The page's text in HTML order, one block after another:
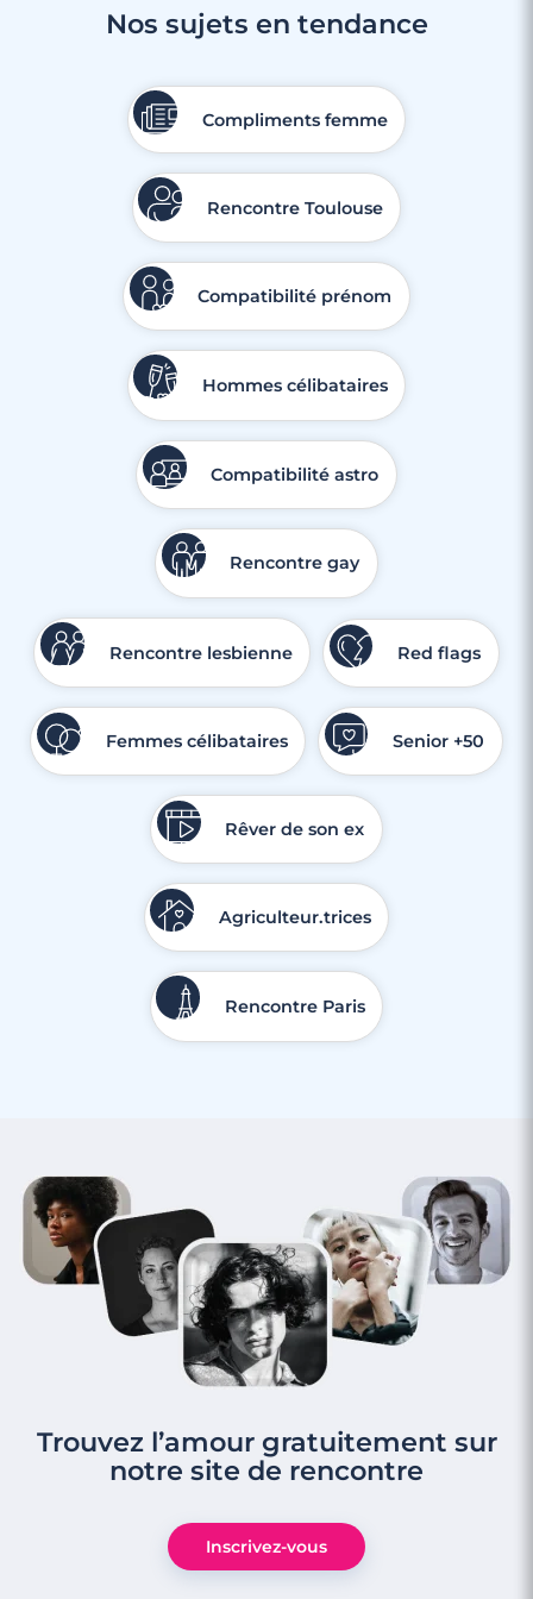
Rencontre à Orsay
3 minutes
Vivez une Expérience Meetic Unique !
Rencontre à Palaiseau
3 minutes
Rencontre à Athis-Mons
Nos sujets en tendance
Compliments femme
Rencontre Toulouse
Compatibilité prénom
Hommes célibataires
Compatibilité astro
Rencontre gay
Rencontre lesbienne Red flags
Femmes célibataires Senior +50
Rêver de son ex
Agriculteur.trices
Rencontre Paris
Trouvez l’amour gratuitement sur
notre site de rencontre
Inscrivez-vous